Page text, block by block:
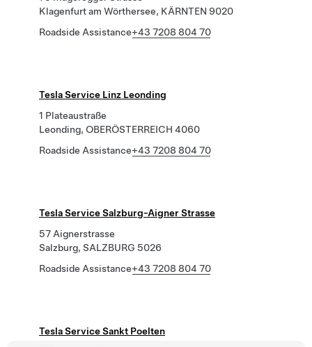
Klagenfurt am Wörthersee, KÄRNTEN 9020
Roadside Assistance+43 7208 804 70
Tesla Service Linz Leonding
1 Plateaustraße
Leonding, OBERÖSTERREICH 4060
Roadside Assistance+43 7208 804 70
Tesla Service Salzburg-Aigner Strasse
57 Aignerstrasse
Salzburg, SALZBURG 5026
Roadside Assistance+43 7208 804 70
Tesla Service Sankt Poelten